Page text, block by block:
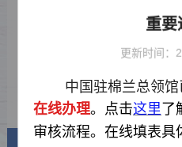
关于新增优质延伸服务项目
费期限的通知
关于进一步延长赴华签证申
期限并扩大范围的通知
重要
更新时间：
中国驻棉兰总领馆
在线办理。 点击这里了
审核流程。在线填表具